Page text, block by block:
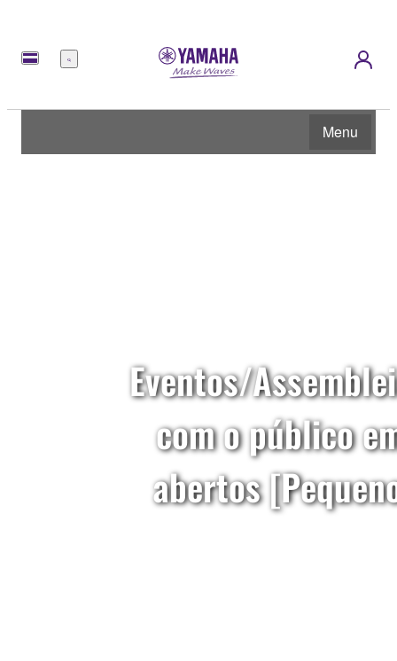
Menu
Menu
Eventos/
com o público
abertos